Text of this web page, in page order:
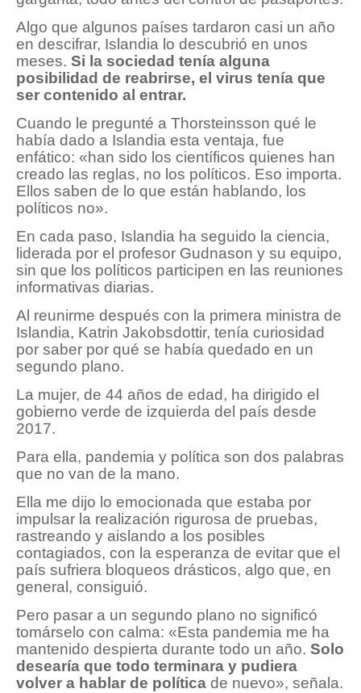
Algo que algunos países tardaron casi un año
en descifrar, Islandia lo descubrió en unos
meses. Si la sociedad tenía alguna
posibilidad de reabrirse, el virus tenía que
ser contenido al entrar.
Cuando le pregunté a Thorsteinsson qué le
había dado a Islandia esta ventaja, fue
enfático: «han sido los científicos quienes han
creado las reglas, no los políticos. Eso importa.
Ellos saben de lo que están hablando, los
políticos no».
En cada paso, Islandia ha seguido la ciencia,
liderada por el profesor Gudnason y su equipo,
sin que los políticos participen en las reuniones
informativas diarias.
Al reunirme después con la primera ministra de
Islandia, Katrin Jakobsdottir, tenía curiosidad
por saber por qué se había quedado en un
segundo plano.
La mujer, de 44 años de edad, ha dirigido el
gobierno verde de izquierda del país desde
2017.
Para ella, pandemia y política son dos palabras
que no van de la mano.
Ella me dijo lo emocionada que estaba por
impulsar la realización rigurosa de pruebas,
rastreando y aislando a los posibles
contagiados, con la esperanza de evitar que el
país sufriera bloqueos drásticos, algo que, en
general, consiguió.
Pero pasar a un segundo plano no significó
tomárselo con calma: «Esta pandemia me ha
mantenido despierta durante todo un año. Solo
desearía que todo terminara y pudiera
volver a hablar de política de nuevo», señala.